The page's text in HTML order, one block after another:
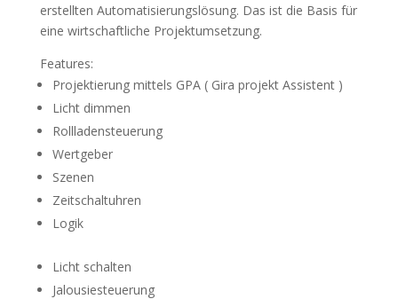
erstellten Automatisierungslösung. Das ist die Basis für
eine wirtschaftliche Projektumsetzung.
Features:
Projektierung mittels GPA ( Gira projekt Assistent )
Licht dimmen
Rollladensteuerung
Wertgeber
Szenen
Zeitschaltuhren
Logik
Licht schalten
Jalousiesteuerung